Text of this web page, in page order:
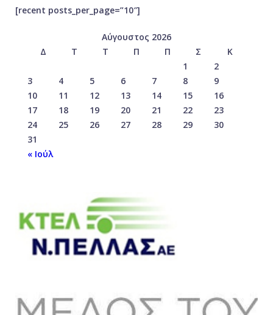
[recent posts_per_page=”10″]
Αύγουστος 2026
Δ
Τ Τ Π Π Σ
Κ
1
2
3
4 5 6 7 8
9
10
11 12 13 14 15
16
17
18 19 20 21 22
23
24
25 26 27 28 29
30
31
« Ιούλ